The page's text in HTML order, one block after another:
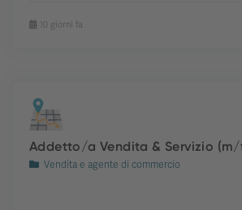
10 giorni fa
Addetto/a Vendita & Servizio
Vendita e agente di commercio